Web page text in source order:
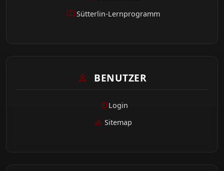
Sütterlin-Lernprogramm
BENUTZER
Login
Sitemap